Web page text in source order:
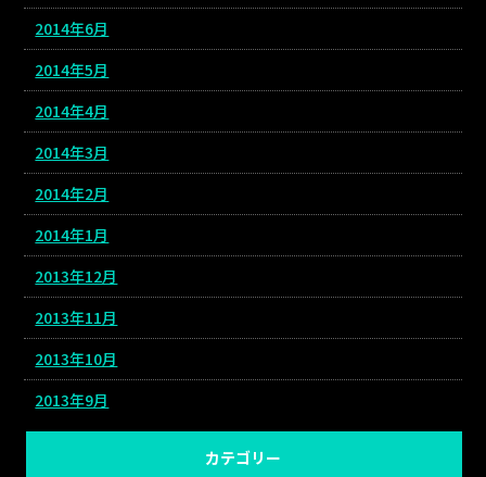
2014年6月
2014年5月
2014年4月
2014年3月
2014年2月
2014年1月
2013年12月
2013年11月
2013年10月
2013年9月
カテゴリー